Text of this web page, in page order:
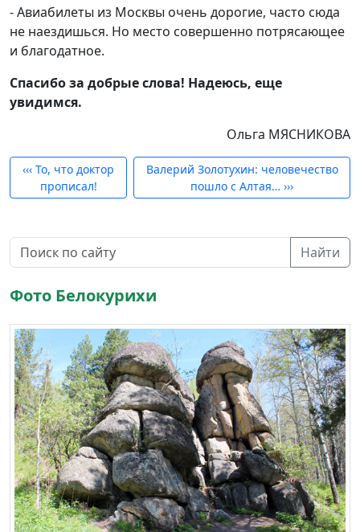
- Авиабилеты из Москвы очень дорогие, часто сюда
не наездишься. Но место совершенно потрясающее
и благодатное.
Спасибо за добрые слова! Надеюсь, еще
увидимся.
Ольга МЯСНИКОВА
‹‹‹ То, что доктор
прописал!
Валерий Золотухин: человечество
пошло с Алтая… ›››
Найти
Фото Белокурихи